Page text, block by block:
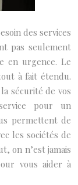
des services
pas seulement
en urgence. Le
à fait étendu.
sécurité de vos
pour un
permettent de
les sociétés de
on n’est jamais
vous aider à